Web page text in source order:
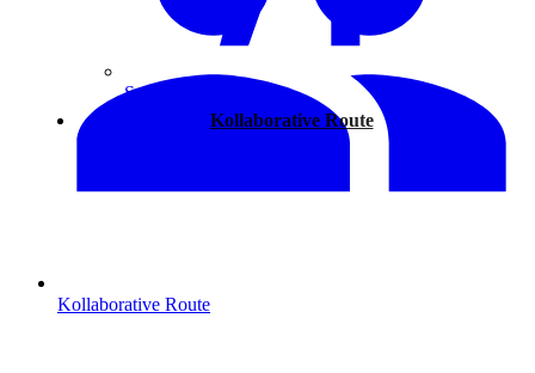
Spazieren
Kollaborative Route
Kollaborative Route